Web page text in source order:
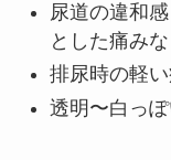
尿道の違和
とした痛みな
排尿時の軽
透明〜白っ